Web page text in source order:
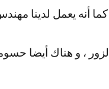
أنه يعمل لدينا
، و هناك أيضا